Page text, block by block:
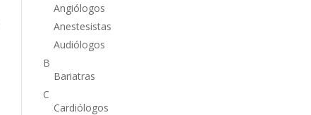
Angiólogos
Anestesistas
Audiólogos
B
Bariatras
C
Cardiólogos